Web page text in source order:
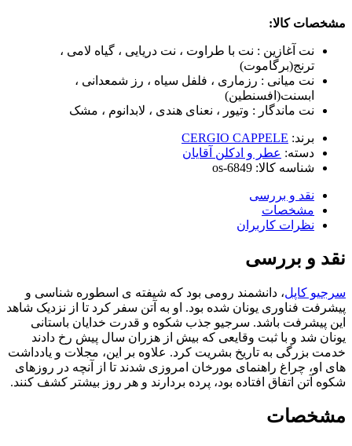
مشخصات کالا:
نت آغازین : نت با طراوت ، نت دریایی ، گیاه لامی ،
ترنج(برگاموت)
نت میانی : رزماری ، فلفل سیاه ، رز شمعدانی ،
ابسنت(افسنطین)
نت ماندگار : وتیور ، نعنای هندی ، لابدانوم ، مشک
برند: CERGIO CAPPELE
دسته: عطر و ادکلن آقایان
شناسه کالا: os-6849
نقد و بررسی
مشخصات
نظرات کاربران
نقد و بررسی
سرجیو کاپل، دانشمند رومی بود که شیفته ی اسطوره شناسی و
پیشرفت فناوری یونان شده بود. او به آتن سفر کرد تا از نزدیک شاهد
این پیشرفت باشد. سرجیو جذب شکوه و قدرت خدایان باستانی
یونان شد و با ثبت وقایعی که بیش از هزران سال پیش رخ دادند
خدمت بزرگی به تاریخ بشریت کرد. علاوه بر این، مجلات و یادداشت
های او، چراغ راهنمای مورخان امروزی شدند تا از آنچه در روزهای
شکوه آتن اتفاق افتاده بود، پرده بردارند و هر روز بیشتر کشف کنند.
مشخصات